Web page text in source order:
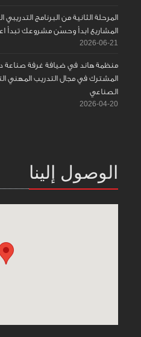
المرحلة الثانية من البرنامج
المشاريع ابدأ وحسّن مشروعك تبدأ
2026-06-21
منظمة هاند في ضيافة غرفة صناعة
المشترك في مجال التدريب
الصناعي
2026-04-20
الوصول إلينا